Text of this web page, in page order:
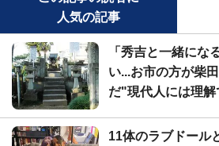
人気の記事
「秀吉と一緒にな
い...お市の方が柴
だ"現代人には理
11体のラブドール